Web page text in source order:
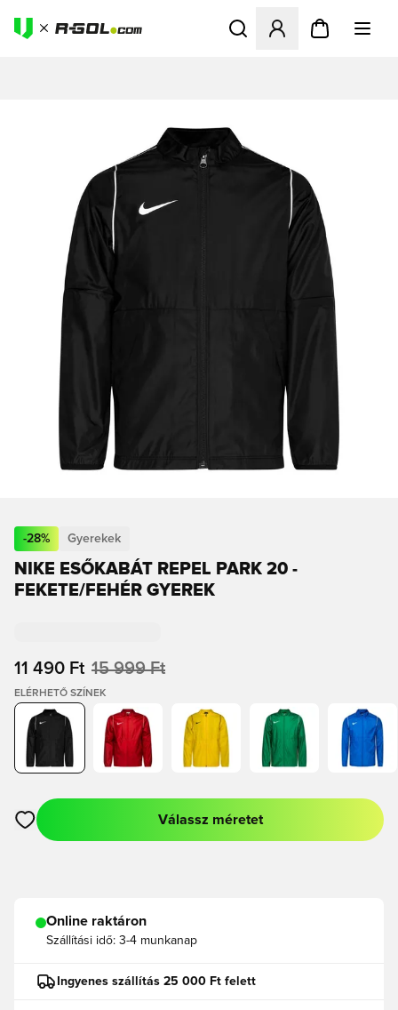
Megnyit egy modált a
-28% Gyerekek
NIKE ESŐKABÁT REPEL PARK 20 -
FEKETE/FEHÉR GYEREK
11 490 Ft 15 999 Ft
ELÉRHETŐ SZÍNEK
Megnyit egy modált a bejelentkezéshez vagy a tagként való
Válassz méretet
Online raktáron
Szállítási idő: 3-4 munkanap
Ingyenes szállítás 25 000 Ft felett